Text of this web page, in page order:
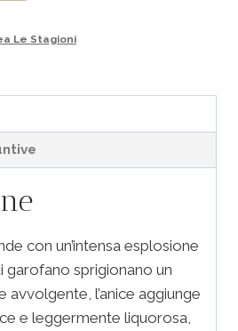
Le Stagioni
con un’intensa esplosione
garofano sprigionano un
l’anice aggiunge
e leggermente liquorosa,